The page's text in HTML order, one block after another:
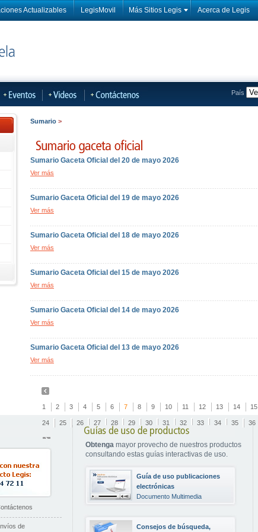
Actualizables LegisMovil Más Sitios Legis Acerca de Legis
País
Sumario >
Sumario Gaceta Oficial del 20 de mayo 2026
Ver más
Sumario Gaceta Oficial del 19 de mayo 2026
Ver más
Sumario Gaceta Oficial del 18 de mayo 2026
Ver más
Sumario Gaceta Oficial del 15 de mayo 2026
Ver más
Sumario Gaceta Oficial del 14 de mayo 2026
Ver más
Sumario Gaceta Oficial del 13 de mayo 2026
Ver más
1 2 3 4 5 6 7 8 9 10 11 12 13 14 15
24 25 26 27 28 29 30 31 32 33 34 35 36
de
Obtenga mayor provecho de nuestros productos
consultando estas guías interactivas de uso.
Guía de uso publicaciones
electrónicas
Documento Multimedia
Consejos de búsqueda,